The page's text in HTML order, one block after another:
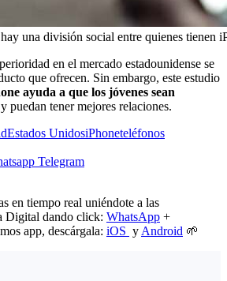
una división social entre quienes tienen
en el mercado estadounidense se
que ofrecen. Sin embargo, este estudio
ayuda a que los jóvenes sean
y puedan tener mejores relaciones.
Estados UnidosiPhoneteléfonos
Telegram
en tiempo real uniéndote a las
Digital dando click: WhatsApp +
app, descárgala: iOS y Android 🌱